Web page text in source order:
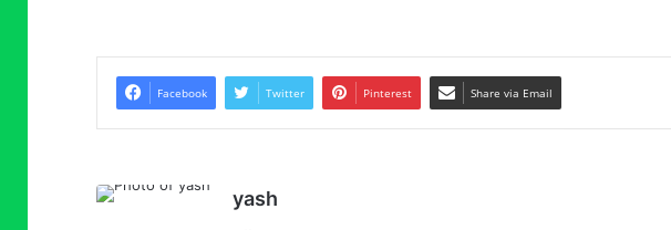
Facebook Twitter Pinterest Share via Email
yash